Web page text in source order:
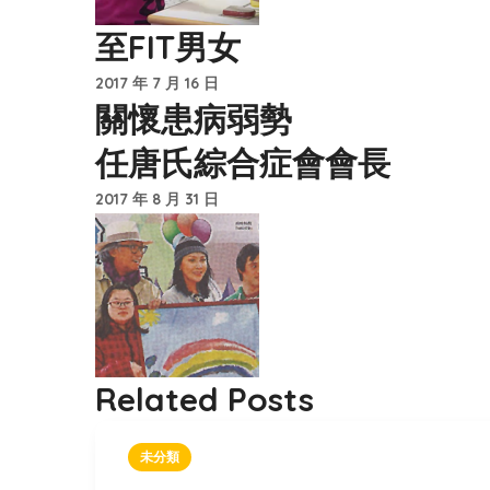
至FIT男女
2017 年 7 月 16 日
關懷患病弱勢
任唐氏綜合症會會長
2017 年 8 月 31 日
Related Posts
未分類